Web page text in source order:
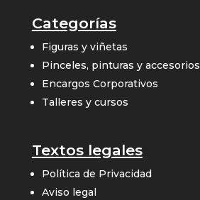
Categorías
Figuras y viñetas
Pinceles, pinturas y accesorios
Encargos Corporativos
Talleres y cursos
Textos legales
Política de Privacidad
Aviso legal